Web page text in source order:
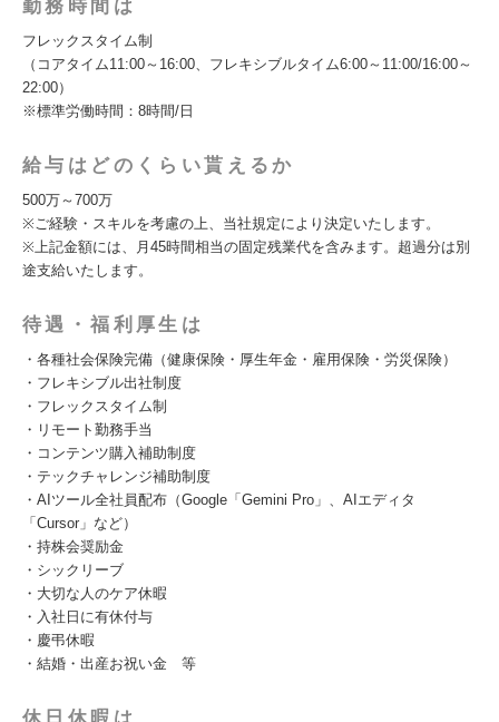
勤務時間は
フレックスタイム制
（コアタイム11:00～16:00、フレキシブルタイム6:00～11:00/16:00～
22:00）
※標準労働時間：8時間/日
給与はどのくらい貰えるか
500万～700万
※ご経験・スキルを考慮の上、当社規定により決定いたします。
※上記金額には、月45時間相当の固定残業代を含みます。超過分は別
途支給いたします。
待遇・福利厚生は
・各種社会保険完備（健康保険・厚生年金・雇用保険・労災保険）
・フレキシブル出社制度
・フレックスタイム制
・リモート勤務手当
・コンテンツ購入補助制度
・テックチャレンジ補助制度
・AIツール全社員配布（Google「Gemini Pro」、AIエディタ
「Cursor」など）
・持株会奨励金
・シックリーブ
・大切な人のケア休暇
・入社日に有休付与
・慶弔休暇
・結婚・出産お祝い金 等